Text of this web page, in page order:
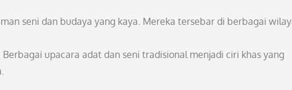
seni dan budaya yang kaya. Mereka tersebar di berbagai
upacara adat dan seni tradisional menjadi ciri khas yang